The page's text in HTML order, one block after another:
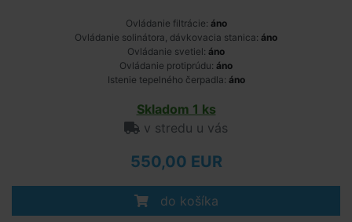
Ovládanie filtrácie: áno
Ovládanie solinátora, dávkovacia stanica: áno
Ovládanie svetiel: áno
Ovládanie protiprúdu: áno
Istenie tepelného čerpadla: áno
Skladom 1 ks
v stredu u vás
550,00 EUR
do košíka